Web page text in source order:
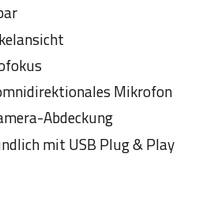
Mikrofon
Abdeckung
mit USB Plug & Play